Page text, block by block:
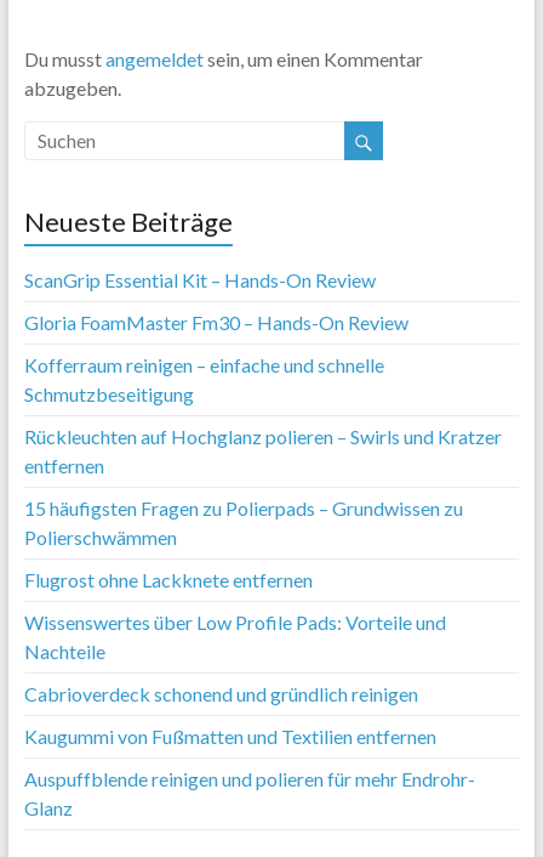
Du musstangemeldetsein, um einen Kommentar
abzugeben.
Neueste Beiträge
ScanGrip Essential Kit – Hands-On Review
Gloria FoamMaster Fm30 – Hands-On Review
Kofferraum reinigen – einfache und schnelle
Schmutzbeseitigung
Rückleuchten auf Hochglanz polieren – Swirls und Kratzer
entfernen
15 häufigsten Fragen zu Polierpads – Grundwissen zu
Polierschwämmen
Flugrost ohne Lackknete entfernen
Wissenswertes über Low Profile Pads: Vorteile und
Nachteile
Cabrioverdeck schonend und gründlich reinigen
Kaugummi von Fußmatten und Textilien entfernen
Auspuffblende reinigen und polieren für mehr Endrohr-
Glanz